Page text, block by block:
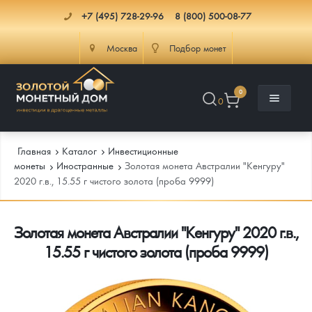
+7 (495) 728-29-96 8 (800) 500-08-77
Москва Подбор монет
0
0
Каталог
Каталог Монет
Инвестиционные монеты
Монеты Россия и СССР
Памятные и старинные монеты
Инфо
Подлинность монет
Главная Каталог
Инвестиционные
монеты
Иностранные
Золотая монета Австралии "Кенгуру"
2020 г.в., 15.55 г чистого золота (проба 9999)
Золотая монета Австралии "Кенгуру" 2020 г.в.,
15.55 г чистого золота (проба 9999)